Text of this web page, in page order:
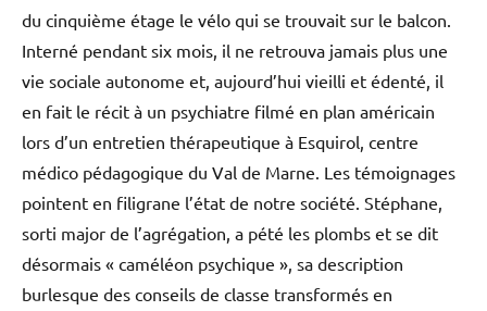
du cinquième étage le vélo qui se trouvait sur le balcon.
Interné pendant six mois, il ne retrouva jamais plus une
vie sociale autonome et, aujourd’hui vieilli et édenté, il
en fait le récit à un psychiatre filmé en plan américain
lors d’un entretien thérapeutique à Esquirol, centre
médico pédagogique du Val de Marne. Les témoignages
pointent en filigrane l’état de notre société. Stéphane,
sorti major de l’agrégation, a pété les plombs et se dit
désormais « caméléon psychique », sa description
burlesque des conseils de classe transformés en